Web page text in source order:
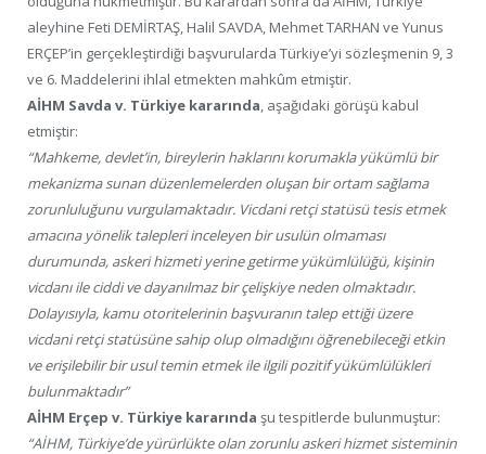
aleyhine Feti DEMİRTAŞ, Halil SAVDA, Mehmet TARHAN ve Yunus
ERÇEP’in gerçekleştirdiği başvurularda Türkiye’yi sözleşmenin 9, 3
ve 6. Maddelerini ihlal etmekten mahkûm etmiştir.
AİHM Savda v. Türkiye kararında, aşağıdaki görüşü kabul
etmiştir:
“Mahkeme, devlet’in, bireylerin haklarını korumakla yükümlü bir
mekanizma sunan düzenlemelerden oluşan bir ortam sağlama
zorunluluğunu vurgulamaktadır. Vicdani retçi statüsü tesis etmek
amacına yönelik talepleri inceleyen bir usulün olmaması
durumunda, askeri hizmeti yerine getirme yükümlülüğü, kişinin
vicdanı ile ciddi ve dayanılmaz bir çelişkiye neden olmaktadır.
Dolayısıyla, kamu otoritelerinin başvuranın talep ettiği üzere
vicdani retçi statüsüne sahip olup olmadığını öğrenebileceği etkin
ve erişilebilir bir usul temin etmek ile ilgili pozitif yükümlülükleri
bulunmaktadır”
AİHM Erçep v. Türkiye kararında şu tespitlerde bulunmuştur:
“AİHM, Türkiye’de yürürlükte olan zorunlu askeri hizmet sisteminin